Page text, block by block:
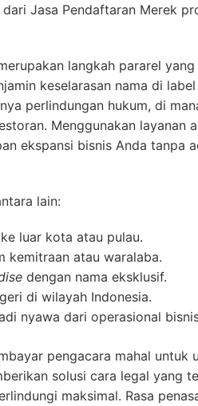
Jasa Pendaftaran Merek
langkah pararel
keselarasan nama di
perlindungan hukum, di
Menggunakan layanan
ekspansi bisnis Anda tanpa
lain:
luar kota atau pulau.
kemitraan atau waralaba.
dengan nama eksklusif.
di wilayah Indonesia.
nyawa dari operasional
pengacara mahal untuk
solusi cara legal yang
maksimal. Rasa